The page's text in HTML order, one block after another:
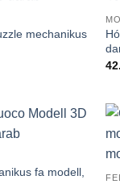
mechanikus
fa modell,